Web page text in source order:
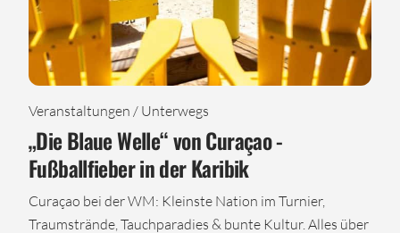
Veranstaltungen / Unterwegs
„Die Blaue Welle“ von Curaçao -
Fußballfieber in der Karibik
Curaçao bei der WM: Kleinste Nation im Turnier,
Traumstrände, Tauchparadies & bunte Kultur. Alles über